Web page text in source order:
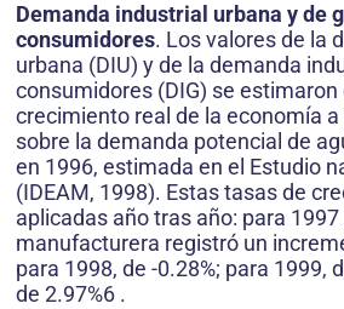
Demanda industrial urbana y de
consumidores. Los valores de la
urbana (DIU) y de la demanda
consumidores (DIG) se estimaron
crecimiento real de la economía
sobre la demanda potencial de
en 1996, estimada en el Estudio
(IDEAM, 1998). Estas tasas de
aplicadas año tras año: para
manufacturera registró un
para 1998, de -0.28%; para 1999,
de 2.97%6 .